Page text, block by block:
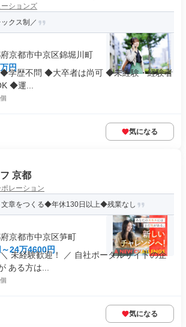
ションズ
クス制／
京都市中京区錦堀川町
円
◆学歴不問 ◆大卒者は尚可 ◆未経験・経験者
◆運...
気になる
京都
レーション
文章をつくる◆年休130日以上◆残業なし
京都市中京区笋町
24万4600円
未経験歓迎！ ／ 自社ポータルサイトの企
ある方は...
気になる